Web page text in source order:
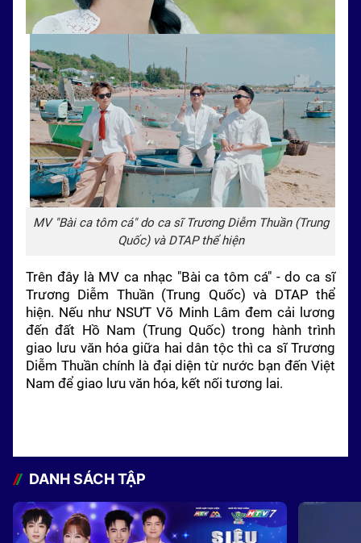
MV "Bài ca tôm cá" do ca sĩ Trương Diễm Thuần (Trung
Quốc) và DTAP thể hiện
Trên đây là MV ca nhạc "Bài ca tôm cá" - do ca sĩ
Trương Diễm Thuần (Trung Quốc) và DTAP thể
hiện. Nếu như NSƯT Võ Minh Lâm đem cải lương
đến đất Hồ Nam (Trung Quốc) trong hành trình
giao lưu văn hóa giữa hai dân tộc thì ca sĩ Trương
Diễm Thuần chính là đại diện từ nước bạn đến Việt
Nam để giao lưu văn hóa, kết nối tương lai.
DANH SÁCH TẬP